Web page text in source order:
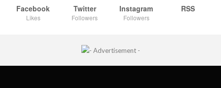
Facebook
Likes
Twitter
Followers
Instagram
Followers
RSS